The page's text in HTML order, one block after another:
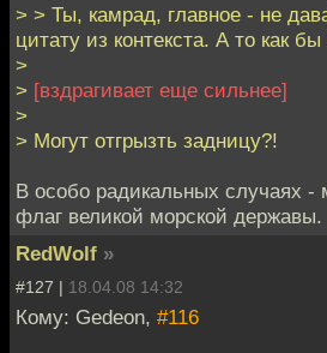
> > Ты, камрад, главное - не
цитату из контекста. А то как
>
> [вздрагивает еще сильнее]
>
> Могут отгрызть задницу?!
В особо радикальных случаях -
флаг великой морской державы.
RedWolf »
#127 | 18.04.08 14:32
Кому: Gedeon, #116